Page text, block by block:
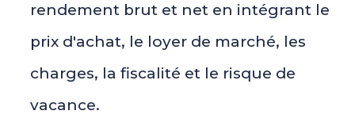
rendement brut et net en intégrant le
prix d'achat, le loyer de marché, les
charges, la fiscalité et le risque de
vacance.